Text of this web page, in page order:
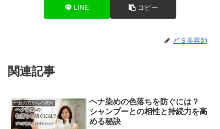
LINE コピー
どＳ美容師
関連記事
一般の方からの質問
ヘナ染めの色落ちを防ぐには？
シャンプーとの相性と持続力を高
める秘訣